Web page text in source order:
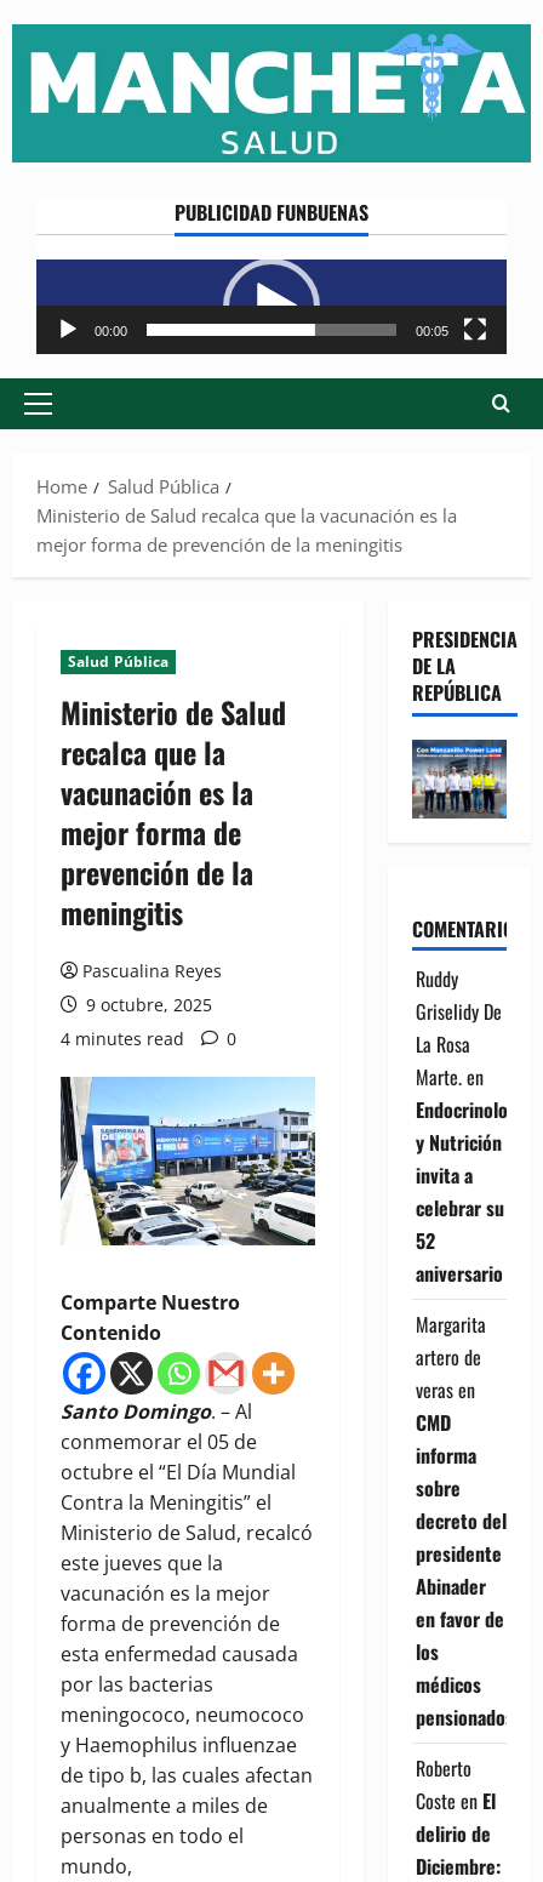
content
PUBLICIDAD FUNBUENAS
Reproductor
de
vídeo
00:00 00:05
Primary
Home
Salud Pública
Ministerio de Salud recalca que la vacunación es la
mejor forma de prevención de la meningitis
Salud Pública
Ministerio de Salud
recalca que la
vacunación es la
mejor forma de
prevención de la
meningitis
Pascualina Reyes
9 octubre, 2025
4 minutes read
0
Comparte Nuestro
Contenido
Santo Domingo. – Al
conmemorar el 05 de
octubre el “El Día Mundial
Contra la Meningitis” el
Ministerio de Salud, recalcó
este jueves que la
vacunación es la mejor
forma de prevención de
esta enfermedad causada
por las bacterias
meningococo, neumococo
y Haemophilus influenzae
de tipo b, las cuales afectan
anualmente a miles de
personas en todo el
mundo,
PRESIDENCIA
DE LA
REPÚBLICA
COMENTARIOS
Ruddy
Griselidy De
La Rosa
Marte.en
Endocrinología
y Nutrición
invita a
celebrar su
52
aniversario
Margarita
artero de
verasen
CMD
informa
sobre
decreto del
presidente
Abinader
en favor de
los
médicos
pensionados
Roberto
Coste en El
delirio de
Diciembre: